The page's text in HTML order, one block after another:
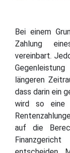
Bei einem
Zahlung
vereinbart.
längeren
dass darin ein
wird so eine
auf die